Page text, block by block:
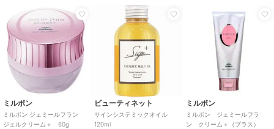
ミルボン
ミルボン ジェミールフラン
ジェルクリーム＋ 60g
ビューティネット
サインシステミックオイル
120ml
ミルボン
ミルボン ジェミールフラ
ン クリーム＋（プラス）